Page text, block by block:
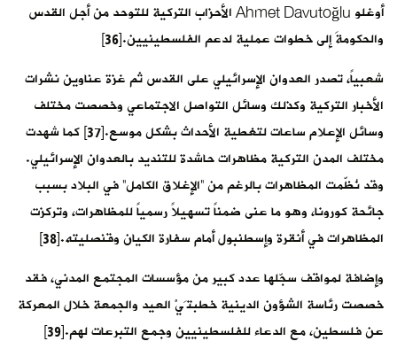
أوغلو Ahmet Davutoğlu الأحزاب التركية للتوحد من أجل القدس
والحكومةَ إلى خطوات عملية لدعم الفلسطينيين.[36]
شعبياً، تصدر العدوان الإسرائيلي على القدس ثم غزة عناوين نشرات
الأخبار التركية وكذلك وسائل التواصل الاجتماعي وخصصت مختلف
وسائل الإعلام ساعات لتغطية الأحداث بشكل موسع.[37] كما شهدت
مختلف المدن التركية مظاهرات حاشدة للتنديد بالعدوان الإسرائيلي.
وقد نُظّمت المظاهرات بالرغم من “الإغلاق الكامل” في البلاد بسبب
جائحة كورونا، وهو ما عنى ضمناً تسهيلاً رسمياً للمظاهرات، وتركزت
المظاهرات في أنقرة وإسطنبول أمام سفارة الكيان وقنصليته.[38]
وإضافة لمواقف سجّلها عدد كبير من مؤسسات المجتمع المدني، فقد
خصصت رئاسة الشؤون الدينية خطبتـَيْ العيد والجمعة خلال المعركة
عن فلسطين، مع الدعاء للفلسطينيين وجمع التبرعات لهم.[39]